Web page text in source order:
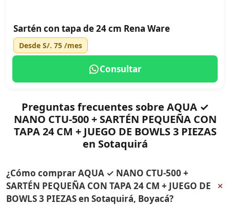
Sartén con tapa de 24 cm Rena Ware
Desde S/. 75 /mes
Consultar
Preguntas frecuentes sobre AQUA ✓
NANO CTU-500 + SARTÉN PEQUEÑA CON
TAPA 24 CM + JUEGO DE BOWLS 3 PIEZAS
en Sotaquirá
¿Cómo comprar AQUA ✓ NANO CTU-500 +
SARTÉN PEQUEÑA CON TAPA 24 CM + JUEGO DE
BOWLS 3 PIEZAS en Sotaquirá, Boyacá?
+